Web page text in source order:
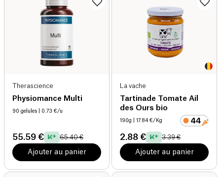
Therascience
Physiomance Multi
90 gelules | 0.73 €/u
55.59 € 65.40 €
Ajouter au panier
La vache
Tartinade Tomate Ail
des Ours bio
190g | 17.84 €/Kg
2.88 € 3.39 €
Ajouter au panier